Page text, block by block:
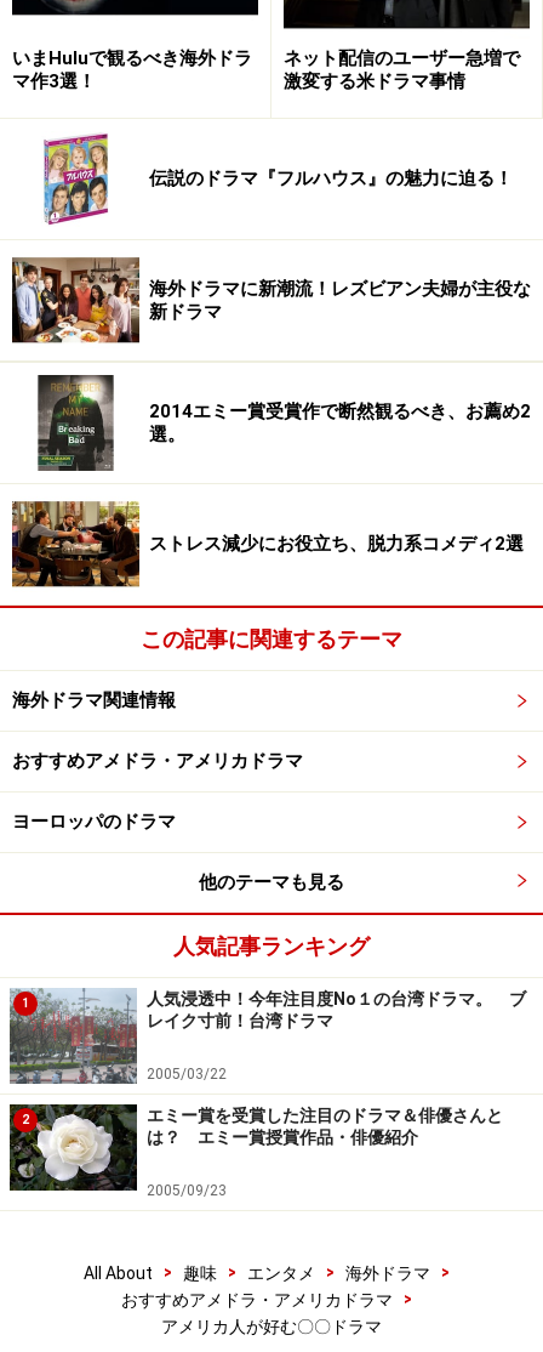
いまHuluで観るべき海外ドラ
マ作3選！
ネット配信のユーザー急増で
激変する米ドラマ事情
伝説のドラマ『フルハウス』の魅力に迫る！
海外ドラマに新潮流！レズビアン夫婦が主役な
新ドラマ
2014エミー賞受賞作で断然観るべき、お薦め2
選。
ストレス減少にお役立ち、脱力系コメディ2選
この記事に関連するテーマ
海外ドラマ関連情報
おすすめアメドラ・アメリカドラマ
ヨーロッパのドラマ
他のテーマも見る
人気記事ランキング
1
人気浸透中！今年注目度No１の台湾ドラマ。 ブ
レイク寸前！台湾ドラマ
2005/03/22
2
エミー賞を受賞した注目のドラマ＆俳優さんと
は？ エミー賞授賞作品・俳優紹介
2005/09/23
All About > 趣味 > エンタメ > 海外ドラマ
>
おすすめアメドラ・アメリカドラマ
>
アメリカ人が好む〇〇ドラマ